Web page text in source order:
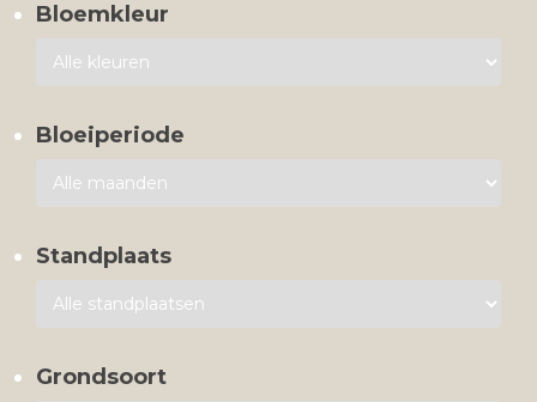
Bloemkleur
Bloeiperiode
Standplaats
Grondsoort